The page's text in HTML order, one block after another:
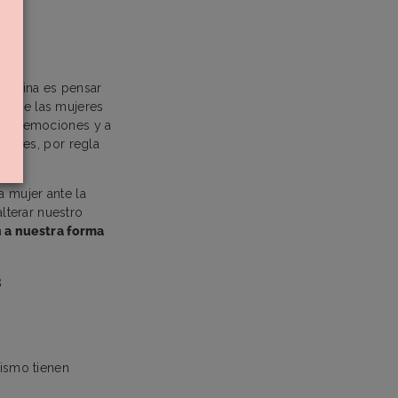
es pensar
de las mujeres
emociones y a
es, por regla
mujer ante la
nuestro
nuestra forma
tienen